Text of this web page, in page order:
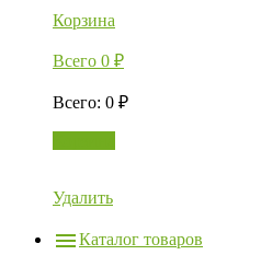
Корзина
Всего 0 ₽
Всего: 0 ₽
Удалить
Каталог товаров